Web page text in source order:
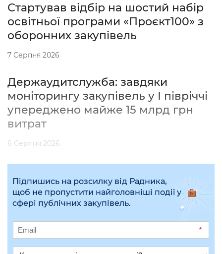
Стартував відбір на шостий набір
освітньої програми «Проєкт100» з
оборонних закупівель
7 Серпня 2026
Держаудитслужба: завдяки
моніторингу закупівель у І півріччі
упереджено майже 15 млрд грн
витрат
6 Серпня 2026
Підпишись на розсилку від Радника,
щоб не пропустити найголовніші події у
сфері публічних закупівель.
*